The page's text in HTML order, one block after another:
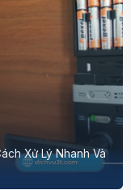
Xử Lý Nhanh Và